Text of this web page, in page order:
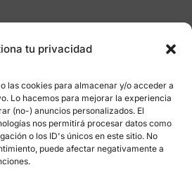
tu privacidad
las cookies para almacenar y/o acceder a
Lo hacemos para mejorar la experiencia
(no-) anuncios personalizados. El
nos permitirá procesar datos como
o los ID's únicos en este sitio. No
puede afectar negativamente a